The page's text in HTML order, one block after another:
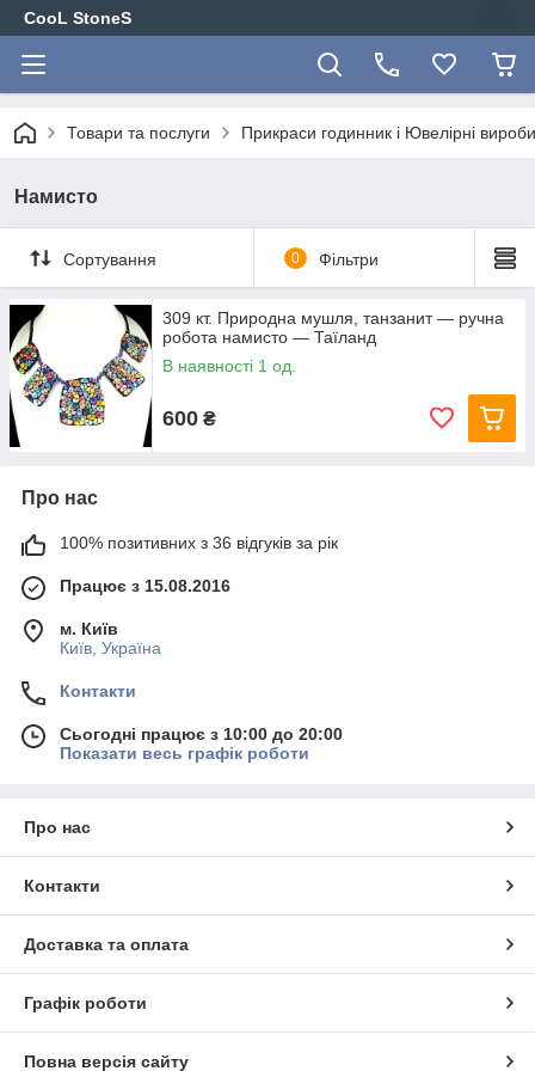
CooL StoneS
Товари та послуги Прикраси годинник і Ювелірні
Намисто
Сортування 0 Фільтри
309 кт. Природна мушля, танзанит — ручна
робота намисто — Таїланд
В наявності 1 од.
600 ₴
Про нас
100% позитивних з 36 відгуків за рік
Працює з 15.08.2016
м. Київ
Київ, Україна
Контакти
Сьогодні працює з 10:00 до 20:00
Показати весь графік роботи
Про нас
Контакти
Доставка та оплата
Графік роботи
Повна версія сайту